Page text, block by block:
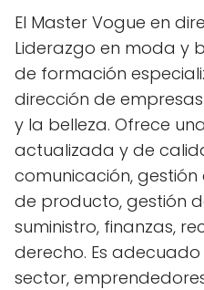
El Master Vogue en
Liderazgo en moda y
de formación
dirección de
y la belleza. Ofrece
actualizada y de
comunicación,
de producto, gestión
suministro, finanzas,
derecho. Es
sector,